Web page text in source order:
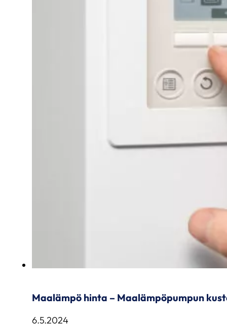
Maalämpö hinta – Maalämpöpumpun
6.5.2024